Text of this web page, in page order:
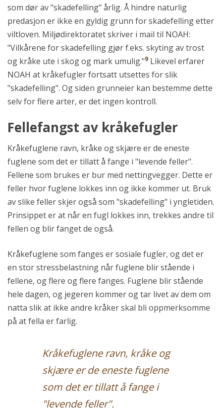
som dør av "skadefelling" årlig. Å hindre naturlig
predasjon er ikke en gyldig grunn for skadefelling etter
viltloven. Miljødirektoratet skriver i mail til NOAH:
"Vilkårene for skadefelling gjør f.eks. skyting av trost
og kråke ute i skog og mark umulig."9 Likevel erfarer
NOAH at kråkefugler fortsatt utsettes for slik
"skadefelling". Og siden grunneier kan bestemme dette
selv for flere arter, er det ingen kontroll.
Fellefangst av kråkefugler
Kråkefuglene ravn, kråke og skjære er de eneste
fuglene som det er tillatt å fange i "levende feller".
Fellene som brukes er bur med nettingvegger. Dette er
feller hvor fuglene lokkes inn og ikke kommer ut. Bruk
av slike feller skjer også som "skadefelling" i yngletiden.
Prinsippet er at når en fugl lokkes inn, trekkes andre til
fellen og blir fanget de også.
Kråkefuglene som fanges er sosiale fugler, og det er
en stor stressbelastning når fuglene blir stående i
fellene, og flere og flere fanges. Fuglene blir stående
hele dagen, og jegeren kommer og tar livet av dem om
natta slik at ikke andre kråker skal bli oppmerksomme
på at fella er farlig.
Kråkefuglene ravn, kråke og
skjære er de eneste fuglene
som det er tillatt å fange i
"levende feller".